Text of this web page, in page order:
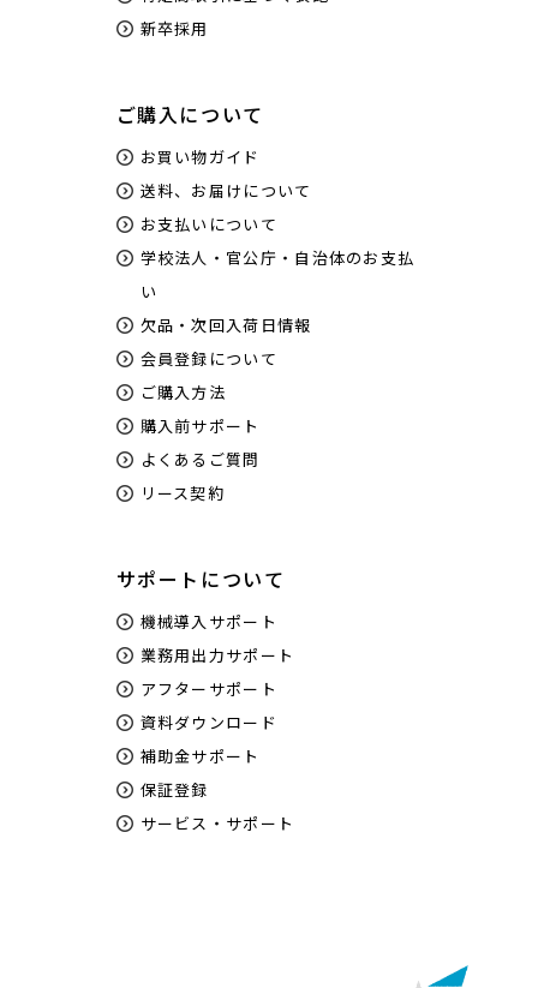
新卒採用
ご購入について
お買い物ガイド
送料、お届けについて
お支払いについて
学校法人・官公庁・自治体のお支払
い
欠品・次回入荷日情報
会員登録について
ご購入方法
購入前サポート
よくあるご質問
リース契約
サポートについて
機械導入サポート
業務用出力サポート
アフターサポート
資料ダウンロード
補助金サポート
保証登録
サービス・サポート